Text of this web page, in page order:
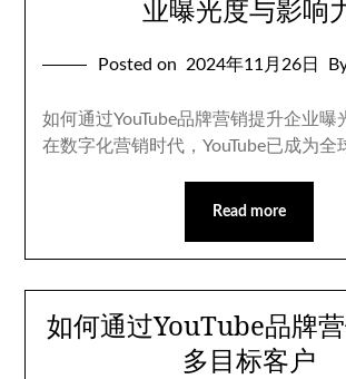
业曝光度与影响
Posted on 2024年11月26日
如何通过YouTube品牌营销提升企业曝
在数字化营销时代，YouTube已成为全
Read more
如何通过YouTube品牌
多目标客户